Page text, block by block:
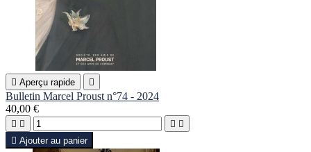
 Aperçu rapide 
Bulletin Marcel Proust n°74 - 2024
40,00 €
   
 Ajouter au panier